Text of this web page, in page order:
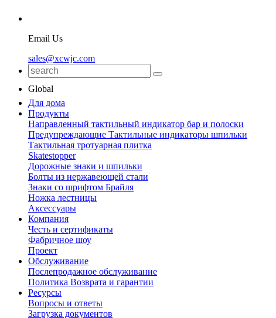
Email Us
sales@xcwjc.com
Global
Для дома
Продукты
Направленный тактильный индикатор бар и полоски
Предупреждающие Тактильные индикаторы шпильки
Тактильная тротуарная плитка
Skatestopper
Дорожные знаки и шпильки
Болты из нержавеющей стали
Знаки со шрифтом Брайля
Ножка лестницы
Аксессуары
Компания
Честь и сертификаты
Фабричное шоу
Проект
Обслуживание
Послепродажное обслуживание
Политика Возврата и гарантии
Ресурсы
Вопросы и ответы
Загрузка документов